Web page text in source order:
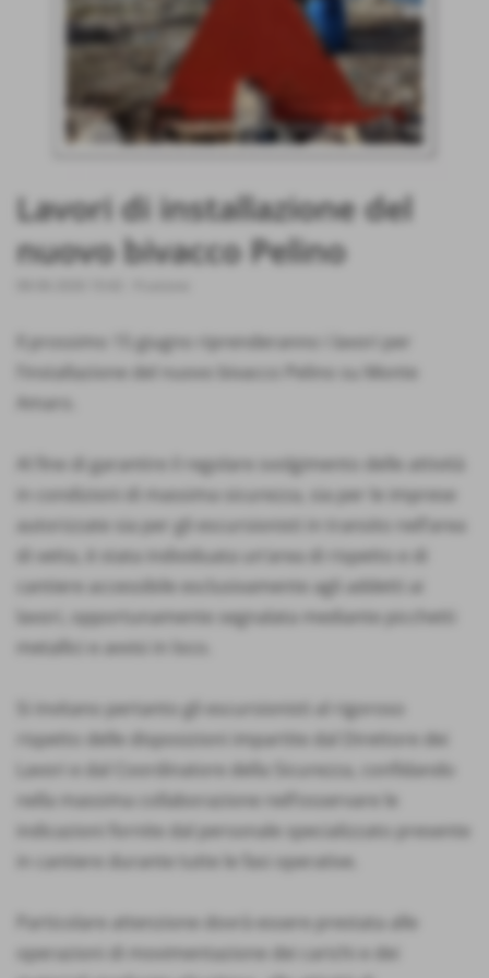
Lavori di installazione del
nuovo bivacco Pelino
Il prossimo 15 giugno riprenderanno i lavori per
l’installazione del nuovo bivacco Pelino su Monte
Amaro.
Al fine di garantire il regolare svolgimento delle attività
in condizioni di massima sicurezza, sia per le imprese
autorizzate sia per gli escursionisti in transito nell’area
di vetta, è stata individuata un’area di rispetto e di
cantiere accessibile esclusivamente agli addetti ai
lavori, opportunamente segnalata mediante picchetti
metallici e avvisi in loco.
Si invitano pertanto gli escursionisti al rigoroso
rispetto delle disposizioni impartite dal Direttore dei
Lavori e dal Coordinatore della Sicurezza, confidando
nella massima collaborazione nell’osservare le
indicazioni fornite dal personale specializzato presente
in cantiere durante tutte le fasi operative.
Particolare attenzione dovrà essere prestata alle
operazioni di movimentazione dei carichi e dei